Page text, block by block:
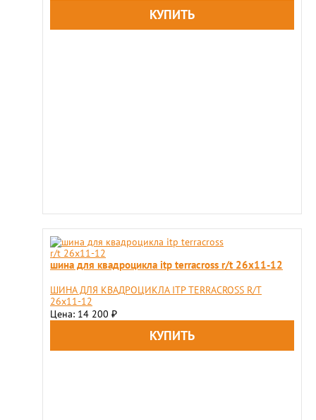
шина для квадроцикла itp terracross r/t 26x11-12
ШИНА ДЛЯ КВАДРОЦИКЛА ITP TERRACROSS R/T
26x11-12
Цена: 14 200 ₽